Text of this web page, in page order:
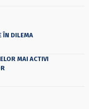
ÎN DILEMA
MAI ACTIVI